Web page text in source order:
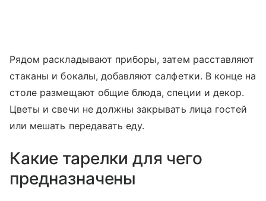
Рядом раскладывают приборы, затем расставляют
стаканы и бокалы, добавляют салфетки. В конце на
столе размещают общие блюда, специи и декор.
Цветы и свечи не должны закрывать лица гостей
или мешать передавать еду.
Какие тарелки для чего
предназначены